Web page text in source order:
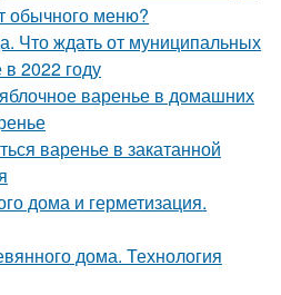
обычного меню?
Что ждать от муниципальных
2022 году
варенье в домашних
варенье в закатанной
дома и герметизация.
дома. Технология